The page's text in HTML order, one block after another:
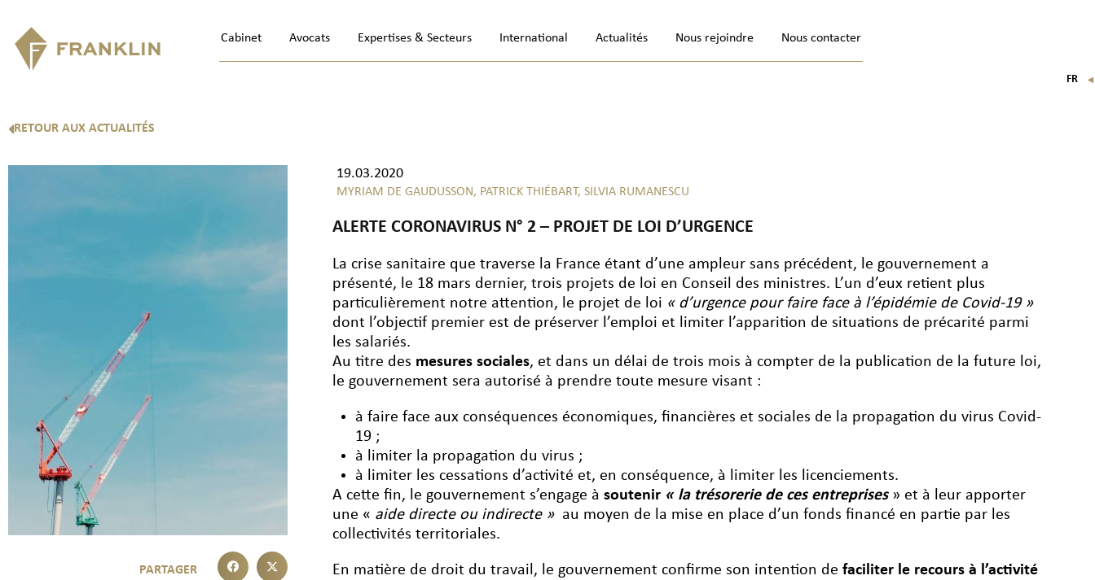
Cabinet Avocats Expertises & Secteurs International Actualités Nous rejoindre Nous contacter
FR ▼
RETOUR AUX ACTUALITÉS
19.03.2020
MYRIAM DE GAUDUSSON, PATRICK THIÉBART,SILVIA RUMANESCU
ALERTE CORONAVIRUS N° 2 – PROJET DE LOI D’URGENCE
La crise sanitaire que traverse la France étant d’une ampleur sans précédent, le gouvernement a
présenté, le 18 mars dernier, trois projets de loi en Conseil des ministres. L’un d’eux retient plus
particulièrement notre attention, le projet de loi « d’urgence pour faire face à l’épidémie de Covid-19 »
dont l’objectif premier est de préserver l’emploi et limiter l’apparition de situations de précarité parmi
les salariés.
Au titre des mesures sociales, et dans un délai de trois mois à compter de la publication de la future loi,
le gouvernement sera autorisé à prendre toute mesure visant :
à faire face aux conséquences économiques, financières et sociales de la propagation du virus Covid-
19 ;
à limiter la propagation du virus ;
à limiter les cessations d’activité et, en conséquence, à limiter les licenciements.
A cette fin, le gouvernement s’engage àsoutenir « la trésorerie de ces entreprises » et à leur apporter
une « aide directe ou indirecte »au moyen de la mise en place d’un fonds financé en partie par les
collectivités territoriales.
En matière de droit du travail, le gouvernement confirme son intention defaciliter le recours à l’activité